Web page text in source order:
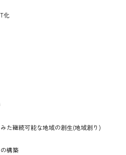
化
た継続可能な地域の創⽣(地域創り)
構築